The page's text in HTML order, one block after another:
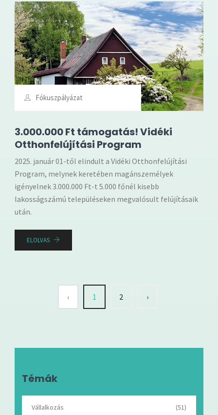
Fókuszpályázat
3.000.000 Ft támogatás! Vidéki
Otthonfelújítási Program
2025. január 01-től elindult a Vidéki Otthonfelújítási
Program, melynek keretében magánszemélyek
igényelnek 3.000.000 Ft-t 5.000 főnél kisebb
lakosságszámú településeken megvalósult felújításaik
után.
ELOLVAS
‹ 1 2 ›
Témák
Vállalkozás (51)